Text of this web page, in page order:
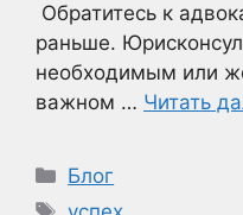
Обратитесь к
раньше.
необходимым или
важном … Читать
Рубрики
Блог
Метки